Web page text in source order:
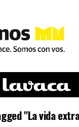
"La vida